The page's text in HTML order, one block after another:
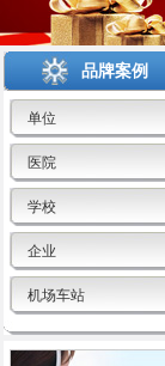
品牌案例
单位
医院
学校
企业
机场车站